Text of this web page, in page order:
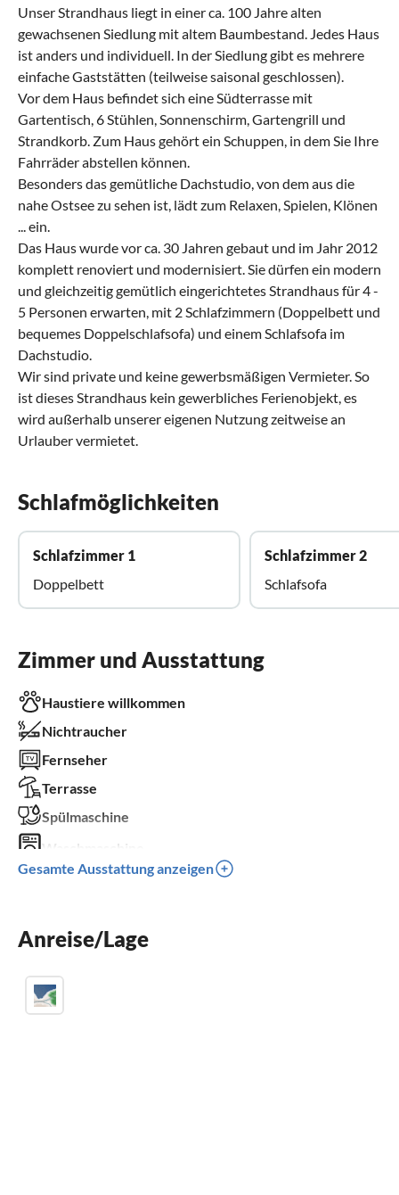
Unser Strandhaus liegt in einer ca. 100 Jahre alten
gewachsenen Siedlung mit altem Baumbestand. Jedes Haus
ist anders und individuell. In der Siedlung gibt es mehrere
einfache Gaststätten (teilweise saisonal geschlossen).
Vor dem Haus befindet sich eine Südterrasse mit
Gartentisch, 6 Stühlen, Sonnenschirm, Gartengrill und
Strandkorb. Zum Haus gehört ein Schuppen, in dem Sie Ihre
Fahrräder abstellen können.
Besonders das gemütliche Dachstudio, von dem aus die
nahe Ostsee zu sehen ist, lädt zum Relaxen, Spielen, Klönen
... ein.
Das Haus wurde vor ca. 30 Jahren gebaut und im Jahr 2012
komplett renoviert und modernisiert. Sie dürfen ein modern
und gleichzeitig gemütlich eingerichtetes Strandhaus für 4 -
5 Personen erwarten, mit 2 Schlafzimmern (Doppelbett und
bequemes Doppelschlafsofa) und einem Schlafsofa im
Dachstudio.
Wir sind private und keine gewerbsmäßigen Vermieter. So
ist dieses Strandhaus kein gewerbliches Ferienobjekt, es
wird außerhalb unserer eigenen Nutzung zeitweise an
Urlauber vermietet.
Schlafmöglichkeiten
Schlafzimmer 1
Doppelbett
Schlafzimmer 2
Schlafsofa
Zimmer und Ausstattung
Haustiere willkommen
Nichtraucher
Fernseher
Terrasse
Spülmaschine
Waschmaschine
Parkplatz
Kinder willkommen
Gesamte Ausstattung anzeigen
Anreise/Lage